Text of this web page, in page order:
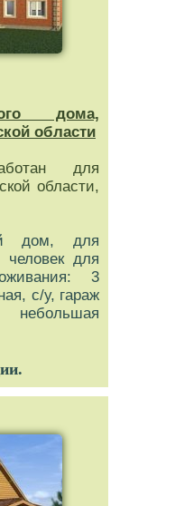
дома,
области
для
области,
дом, для
для
3
с/у, гараж